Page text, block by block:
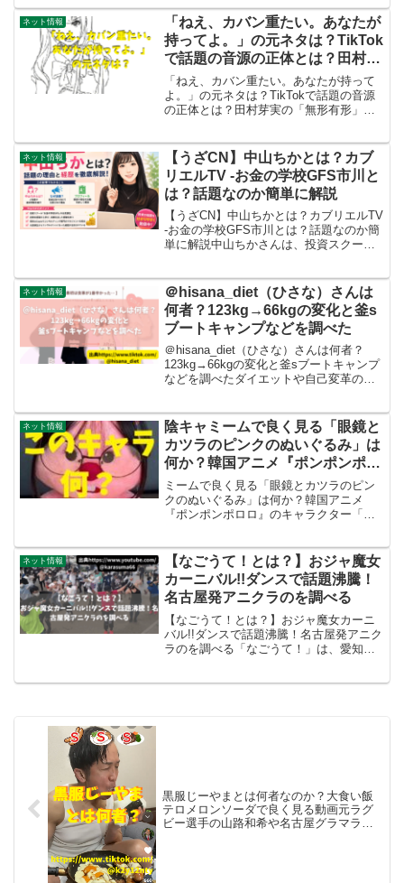
ょ ょ (@ky_tey...
ネット情報
「ねえ、カバン重たい。あなたが
持ってよ。」の元ネタは？TikTok
で話題の音源の正体とは？田村芽
実の「無形有形」を調べる
「ねえ、カバン重たい。あなたが持って
よ。」の元ネタは？TikTokで話題の音源
の正体とは？田村芽実の「無形有形」を
やX（旧Twitter）...
ネット情報
【うざCN】中山ちかとは？カブ
リエルTV -お金の学校GFS市川と
は？話題なのか簡単に解説
【うざCN】中山ちかとは？カブリエルTV
-お金の学校GFS市川とは？話題なのか簡
単に解説中山ちかさんは、投資スクール
門のマネジメントを担当する人物です。
この記...
ネット情報
＠hisana_diet（ひさな）さんは
何者？123kg→66kgの変化と釜s
ブートキャンプなどを調べた
＠hisana_diet（ひさな）さんは何者？
123kg→66kgの変化と釜sブートキャンプ
などを調べたダイエットや自己変革のき
フォーアフター写真が大...
ネット情報
陰キャミームで良く見る「眼鏡と
カツラのピンクのぬいぐるみ」は
何か？韓国アニメ『ポンポンポロ
ロ』のキャラクター「ルーピー」
ピンク色のカワウソの女の子を調
べる
ミームで良く見る「眼鏡とカツラのピン
クのぬいぐるみ」は何か？韓国アニメ
『ポンポンポロロ』のキャラクター「ル
pic.twitter.com/1Prw5OKKfT— 教員...
ネット情報
【なごうて！とは？】おジャ魔女
カーニバル!!ダンスで話題沸騰！
名古屋発アニクラのを調べる
【なごうて！とは？】おジャ魔女カーニ
バル!!ダンスで話題沸騰！名古屋発アニク
ラのを調べる「なごうて！」は、愛知県
黒服じーやまとは何者なのか？大食い飯
テロメロンソーダで良く見る動画元ラグ
ビー選手の山路和希や名古屋グラマラス